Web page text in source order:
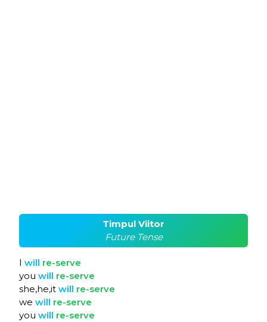
Timpul Viitor
Future Tense
I will re-serve
you will re-serve
she,he,it will re-serve
we will re-serve
you will re-serve